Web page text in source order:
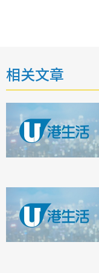
相关文章